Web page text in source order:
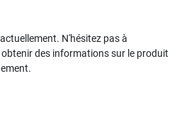
N'hésitez pas à
des informations sur le produit